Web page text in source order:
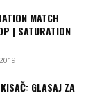
MATCH
| SATURATION
GLASAJ ZA